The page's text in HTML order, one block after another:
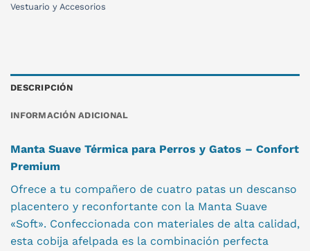
Vestuario y Accesorios
DESCRIPCIÓN
INFORMACIÓN ADICIONAL
Manta Suave Térmica para Perros y Gatos – Confort
Premium
Ofrece a tu compañero de cuatro patas un descanso
placentero y reconfortante con la Manta Suave
«Soft». Confeccionada con materiales de alta calidad,
esta cobija afelpada es la combinación perfecta